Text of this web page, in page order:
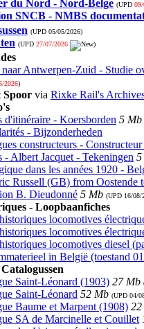
du Nord - Nord-Belge (UPD
SNCB - NMBS
(UPD 05/05/2026)
(UPD 27/07/2026 )
naar Antwerpen-Zuid - Studie
2026)
Spoor via Rixke Rail's
d'itinéraire - Koersborden 5 Mb
- Bijzonderheden
constructeurs - Constructeur
- Albert Jacquet - Tekeningen 5
dans les années 1920 -
Russell (GB) from Oostende
B. Dieudonné 5 Mb (UPD 16/08/
- Loopbaanfiches
locomotives
locomotives
locomotives diesel
in België (toestand
Saint-Léonard (1903) 27 Mb
Saint-Léonard 52 Mb (UPD 04/
Baume et Marpent (1908)
SA de Marcinelle et Couillet